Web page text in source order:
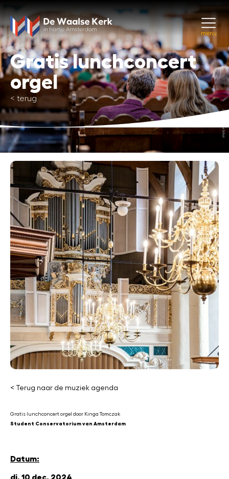
menu
Gratis lunchconcert
orgel
< terug
< Terug naar de muziek agenda
Gratis lunchconcert orgel door Kinga Tomczak
Student Conservatorium van Amsterdam
Datum:
di. 10 dec. 2024